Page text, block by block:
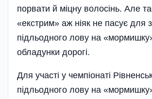
порвати й міцну волосінь. Але
«екстрим» аж ніяк не пасує для
підльодного лову на
обладунки дорогі.
Для участі у чемпіонаті
підльодного лову на